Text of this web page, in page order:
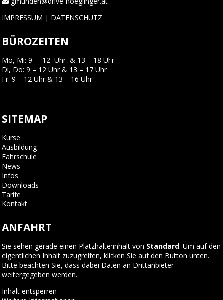
IMPRESSUM | DATENSCHUTZ
BÜROZEITEN
Mo, Mi: 9 – 12 Uhr & 13 – 18 Uhr
Di, Do: 9 – 12 Uhr & 13 – 17 Uhr
Fr: 9 – 12 Uhr & 13 – 16 Uhr
SITEMAP
Kurse
Ausbildung
Fahrschule
News
Infos
Downloads
Tarife
Kontakt
ANFAHRT
Sie sehen gerade einen Platzhalterinhalt von Standard. Um auf den
eigentlichen Inhalt zuzugreifen, klicken Sie auf den Button unten.
Bitte beachten Sie, dass dabei Daten an Drittanbieter
weitergegeben werden.
Inhalt entsperren